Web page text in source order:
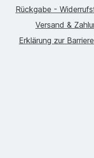
Rückgabe -
Versand &
Erklärung zur